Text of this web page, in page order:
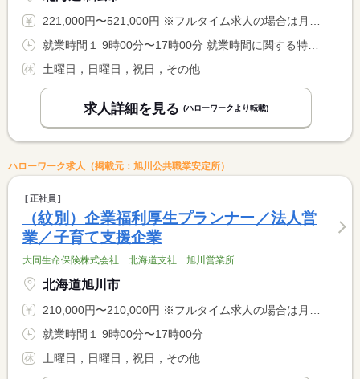
221,000円〜521,000円 ※フルタイム求人の場合は月額（換算額）、パート求人の場合は時間額を表示しています。
土曜日，日曜日，祝日，その他
求人詳細を見る (ハローワークより転載)
ハローワーク求人（掲載元：旭川公共職業安定所）
正社員
（紋別）企業福利厚生プランナー／法人営
業／子育て支援企業
大同生命保険株式会社 北海道支社 旭川営業所
北海道旭川市
210,000円〜210,000円 ※フルタイム求人の場合は月額（換算額）、パート求人の場合は時間額を表示しています。
就業時間１ 9時00分〜17時00分
土曜日，日曜日，祝日，その他